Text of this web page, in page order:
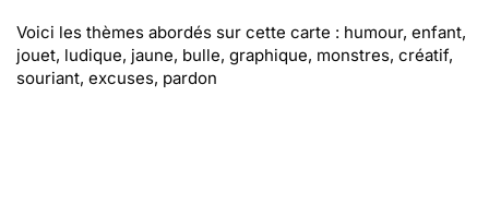
Voici les thèmes abordés sur cette carte : humour, enfant,
jouet, ludique, jaune, bulle, graphique, monstres, créatif,
souriant, excuses, pardon